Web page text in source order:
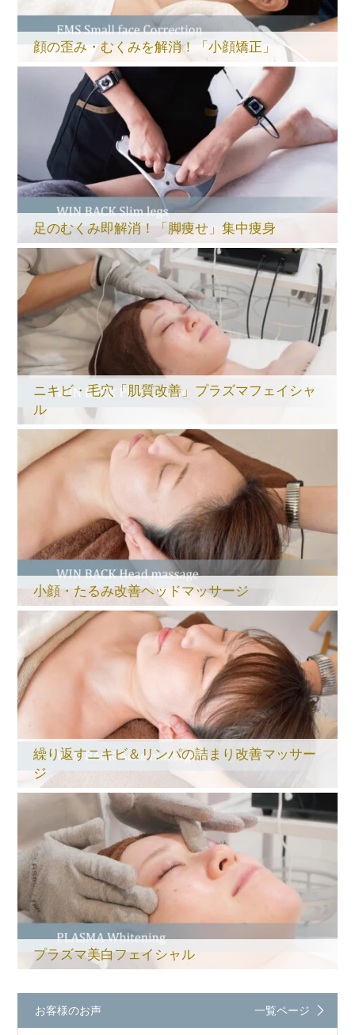
顔の歪み・むくみを解消！「小顔矯正」
足のむくみ即解消！「脚痩せ」集中痩身
ニキビ・毛穴「肌質改善」プラズマフェイシャ
ル
小顔・たるみ改善ヘッドマッサージ
繰り返すニキビ＆リンパの詰まり改善マッサー
ジ
プラズマ美白フェイシャル
お客様のお声 一覧ページ